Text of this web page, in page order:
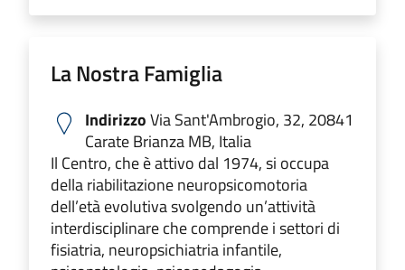
La Nostra Famiglia
IndirizzoVia Sant'Ambrogio, 32, 20841
Carate Brianza MB, Italia
Il Centro, che è attivo dal 1974, si occupa
della riabilitazione neuropsicomotoria
dell’età evolutiva svolgendo un’attività
interdisciplinare che comprende i settori di
fisiatria, neuropsichiatria infantile,